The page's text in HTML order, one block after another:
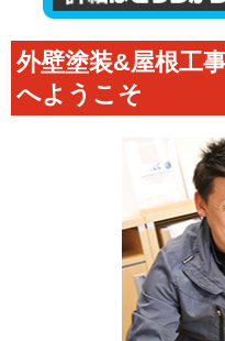
外壁塗装&屋根工
へようこそ